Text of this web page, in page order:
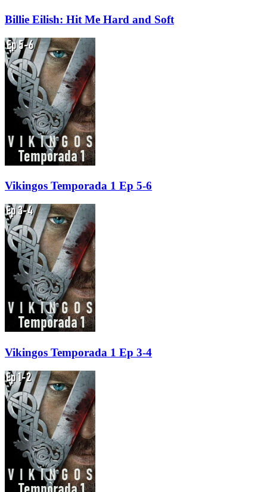
Billie Eilish: Hit Me Hard and Soft
Vikingos Temporada 1 Ep 5-6
Vikingos Temporada 1 Ep 3-4